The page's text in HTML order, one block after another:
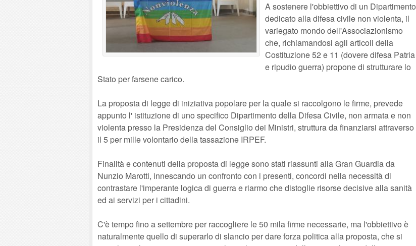
A sostenere l'obbiettivo di un Dipartimento
dedicato alla difesa civile non violenta, il
variegato mondo dell'Associazionismo
che, richiamandosi agli articoli della
Costituzione 52 e 11 (dovere difesa Patria
e ripudio guerra) propone di strutturare lo
Stato per farsene carico.
La proposta di legge di iniziativa popolare per la quale si raccolgono le firme, prevede
appunto l' istituzione di uno specifico Dipartimento della Difesa Civile, non armata e non
violenta presso la Presidenza del Consiglio dei Ministri, struttura da finanziarsi attraverso
il 5 per mille volontario della tassazione IRPEF.
Finalità e contenuti della proposta di legge sono stati riassunti alla Gran Guardia da
Nunzio Marotti, innescando un confronto con i presenti, concordi nella necessità di
contrastare l'imperante logica di guerra e riarmo che distoglie risorse decisive alla sanità
ed ai servizi per i cittadini.
C'è tempo fino a settembre per raccogliere le 50 mila firme necessarie, ma l'obbiettivo è
naturalmente quello di superarlo di slancio per dare forza politica alla proposta, che si